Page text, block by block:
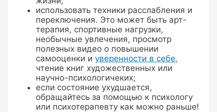
использовать техники расслабления и
переключения. Это может быть арт-
терапия, спортивные нагрузки,
необычные увлечения, просмотр
полезных видео о повышении
самооценки иуверенности в себе,
чтение книг художественных или
научно-психологичеких;
если состояние ухудшается,
обращайтесь за помощью к психологу
или психотерапевту как можно раньше!